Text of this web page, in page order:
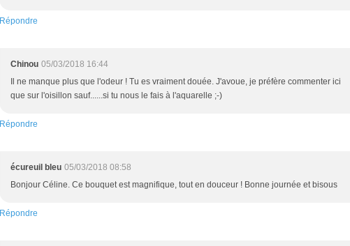
Répondre
Chinou 05/03/2018 16:44
Il ne manque plus que l'odeur ! Tu es vraiment douée. J'avoue, je préfère commenter ici
que sur l'oisillon sauf......si tu nous le fais à l'aquarelle ;-)
Répondre
écureuil bleu 05/03/2018 08:58
Bonjour Céline. Ce bouquet est magnifique, tout en douceur ! Bonne journée et bisous
Répondre